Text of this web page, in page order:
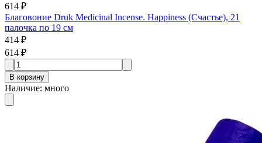
614 ₽
Благовоние Druk Medicinal Incense. Happiness (Счастье), 21
палочка по 19 см
414 ₽
614 ₽
В корзину
Наличие: много